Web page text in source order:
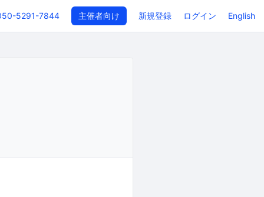
5291-7844 主催者向け 新規登録 ログイン English